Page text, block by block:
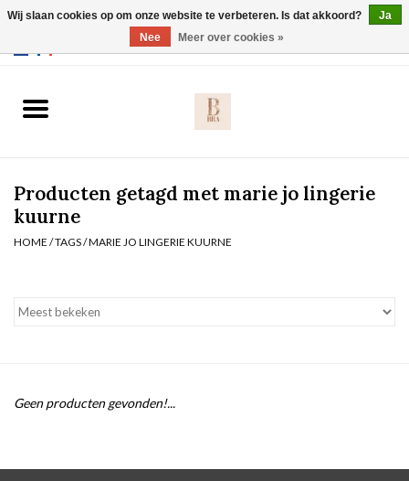
Slip
Body
Homewear
Producten getagd met marie jo lingerie
kuurne
HOME /TAGS/MARIE JO LINGERIE KUURNE
Geen producten gevonden!...
Wij slaan cookies op om onze website te verbeteren. Is dat akkoord?
Ja
Nee
Meer over cookies »
Webshop werkt met EU maten. .